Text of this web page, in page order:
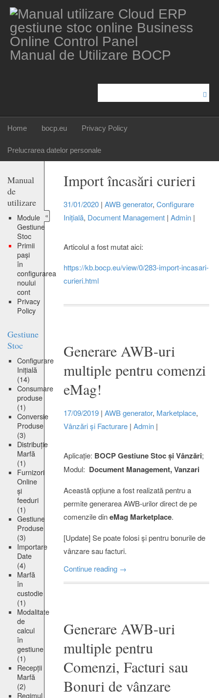
Manual de Utilizare BOCP
Home bocp.eu Privacy Policy
Prelucrarea datelor personale
Manual
de
utilizare
Module
Gestiune
Stoc
Primii
pași
în
configurarea
noului
cont
Privacy
Policy
Gestiune
Stoc
Configurare
Inițială
(14)
Consumare
produse
(1)
Conversie
Produse
(3)
Distribuție
Marfă
(1)
Furnizori
Online
și
feeduri
(1)
Gestiune
Produse
(3)
Importare
Date
(4)
Marfă
în
custodie
(1)
Modalitate
de
calcul
în
gestiune
(1)
Recepții
Marfă
(2)
Regimul
«
Import încasări curieri
31/01/2020| AWB generator, Configurare
Inițială, Document Management| Admin|
Articolul a fost mutat aici:
https://kb.bocp.eu/view/0/283-import-incasari-
curieri.html
Generare AWB-uri
multiple pentru comenzi
eMag!
17/09/2019| AWB generator, Marketplace,
Vânzări și Facturare| Admin|
Aplicație: BOCP Gestiune Stoc și Vânzări;
Modul: Document Management, Vanzari
Această opțiune a fost realizată pentru a
permite generarea AWB-urilor direct de pe
comenzile dineMag Marketplace.
[Update] Se poate folosi și pentru bonurile de
vânzare sau facturi.
Continue reading →
Generare AWB-uri
multiple pentru
Comenzi, Facturi sau
Bonuri de vânzare